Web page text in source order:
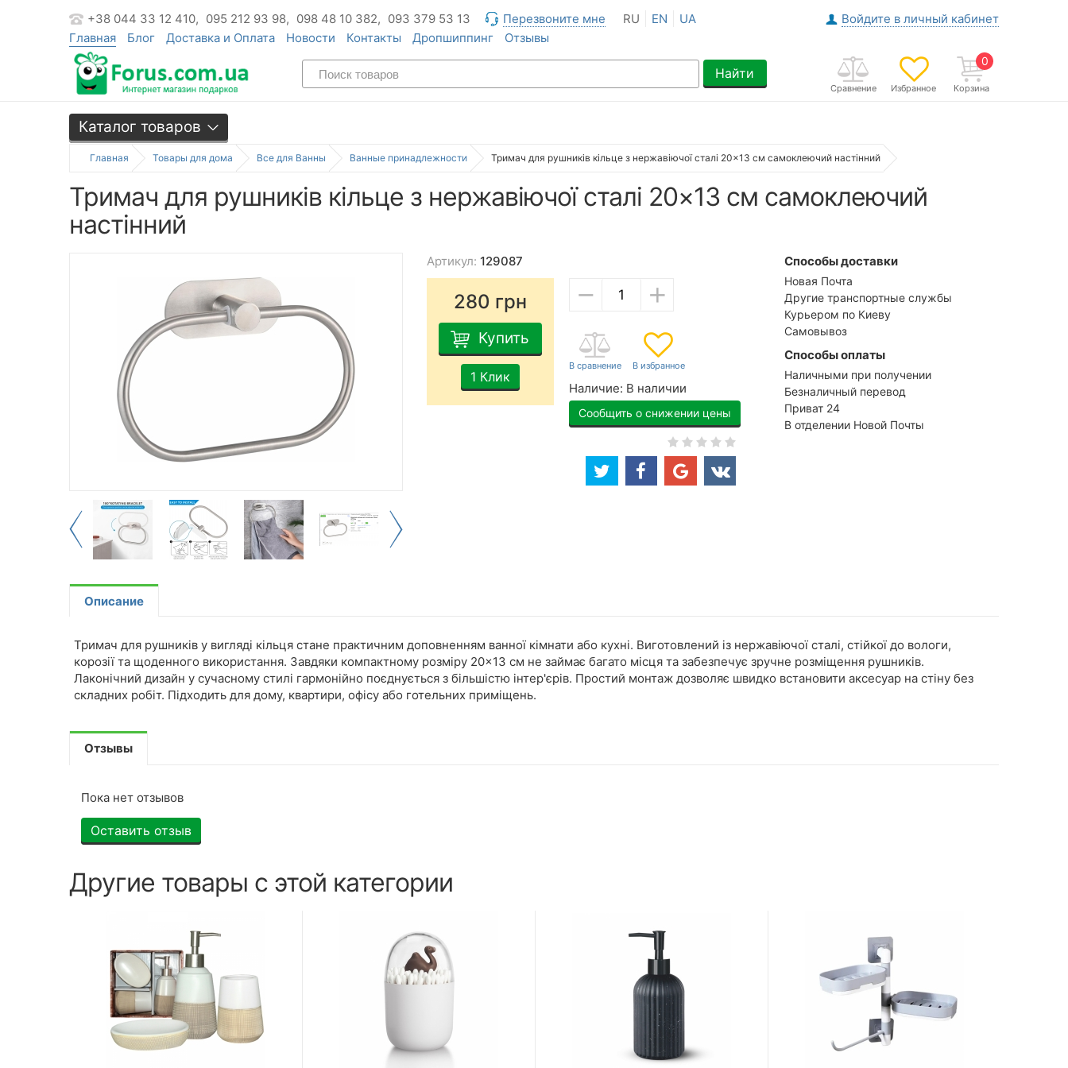
+38 044 33 12 410, 095 212 93 98, 098 48 10 382, 093 379 53 13 Перезвоните мне RU EN UA
Войдите в личный кабинет
Главная
Блог Доставка и Оплата Новости Контакты Дропшиппинг Отзывы
0
Корзина
Избранное
Сравнение
Найти
Каталог товаров
Главная Товары для дома Все для Ванны Ванные принадлежности Тримач для рушників кільце з нержавіючої сталі 20×13 см самоклеючий настінний
Тримач для рушників кільце з нержавіючої сталі 20×13 см самоклеючий
настінний
Артикул: 129087
280 грн
Купить
1 Клик
− +
Наличие: В наличии
Сообщить о снижении цены
Способы доставки
Новая Почта
Другие транспортные службы
Курьером по Киеву
Самовывоз
Способы оплаты
Наличными при получении
Безналичный перевод
Приват 24
В отделении Новой Почты
Описание
Тримач для рушників у вигляді кільця стане практичним доповненням ванної кімнати або кухні. Виготовлений із нержавіючої сталі, стійкої до вологи,
корозії та щоденного використання. Завдяки компактному розміру 20×13 см не займає багато місця та забезпечує зручне розміщення рушників.
Лаконічний дизайн у сучасному стилі гармонійно поєднується з більшістю інтер'єрів. Простий монтаж дозволяє швидко встановити аксесуар на стіну без
складних робіт. Підходить для дому, квартири, офісу або готельних приміщень.
Отзывы
Пока нет отзывов
Оставить отзыв
Другие товары с этой категории